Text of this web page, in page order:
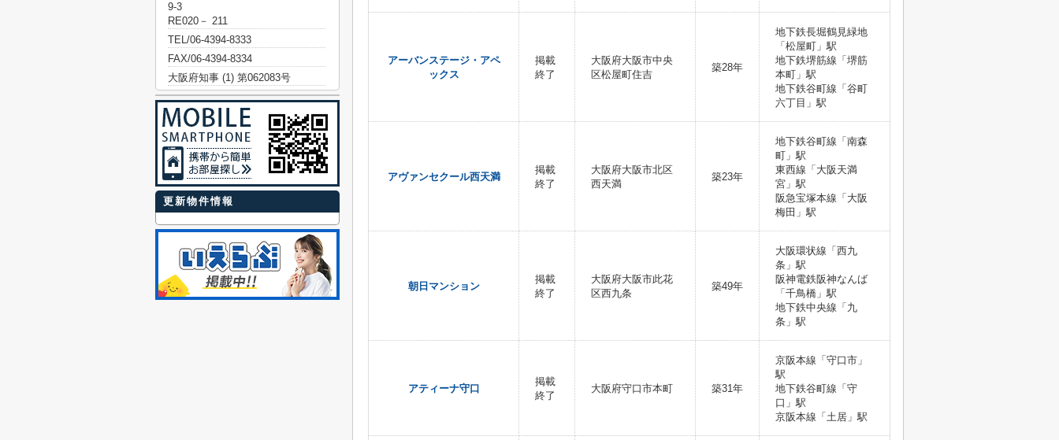
アーバンステージ・アペ
ックス
掲載
終了
大阪府大阪市中央
区松屋町住吉
築28年
地下鉄長堀鶴見緑地
「松屋町」駅
地下鉄堺筋線「堺筋
本町」駅
地下鉄谷町線「谷町
六丁目」駅
アヴァンセクール西天満
掲載
終了
大阪府大阪市北区
西天満
築23年
地下鉄谷町線「南森
町」駅
東西線「大阪天満
宮」駅
阪急宝塚本線「大阪
梅田」駅
朝日マンション
掲載
終了
大阪府大阪市此花
区西九条
築49年
大阪環状線「西九
条」駅
阪神電鉄阪神なんば
「千鳥橋」駅
地下鉄中央線「九
条」駅
アティーナ守口
掲載
終了
大阪府守口市本町 築31年
京阪本線「守口市」
駅
地下鉄谷町線「守
口」駅
京阪本線「土居」駅
9-3
RE020－ 211
TEL/06-4394-8333
FAX/06-4394-8334
大阪府知事 (1) 第062083号
更新物件情報